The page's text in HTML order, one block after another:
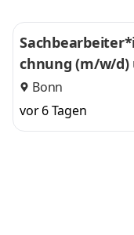
chnung (m/w/
fnahme
Bonn
vor 6 Tagen